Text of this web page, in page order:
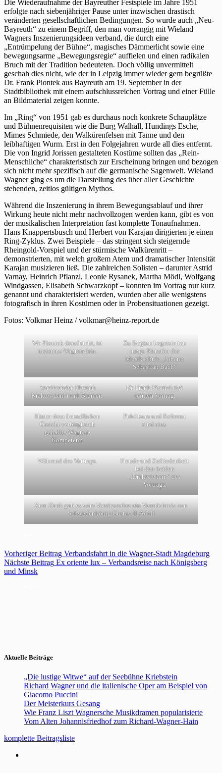
Die Wiederaufnahme der Bayreuther Festspiele im Jahre 1951
erfolgte nach siebenjähriger Pause unter inzwischen drastisch
veränderten gesellschaftlichen Bedingungen. So wurde auch „Neu-
Bayreuth“ zu einem Begriff, den man vorrangig mit Wieland
Wagners Inszenierungsideen verband, die durch eine
„Entrümpelung der Bühne“, magisches Dämmerlicht sowie eine
bewegungsarme „Bewegungsregie“ auffielen und einen radikalen
Bruch mit der Tradition bedeuteten. Doch völlig unvermittelt
geschah dies nicht, wie der in Leipzig immer wieder gern begrüßte
Dr. Frank Piontek aus Bayreuth am 19. September in der
Stadtbibliothek mit einem aufschlussreichen Vortrag und einer Fülle
an Bildmaterial zeigen konnte.
Im „Ring“ von 1951 gab es durchaus noch konkrete Schauplätze
und Bühnenrequisiten wie die Burg Walhall, Hundings Esche,
Mimes Schmiede, den Walkürenfelsen mit Tanne und den
leibhaftigen Wurm. Erst in den Folgejahren wurde all dies entfernt.
Die von Ingrid Jorissen gestalteten Kostüme sollten das „Rein-
Menschliche“ charakteristisch zur Erscheinung bringen und bezogen
sich nicht mehr spezifisch auf die germanische Sagenwelt. Wieland
Wagner ging es um die Darstellung des über aller Geschichte
stehenden, zeitlos gültigen Mythos.
Während die Inszenierung in ihrem Bewegungsablauf und ihrer
Wirkung heute nicht mehr nachvollzogen werden kann, gibt es von
der musikalischen Interpretation fast komplette Tonaufnahmen.
Hans Knappertsbusch und Herbert von Karajan dirigierten je einen
Ring-Zyklus. Zwei Beispiele – das stringent sich steigernde
Rheingold-Vorspiel und der stürmische Walkürenritt –
demonstrierten, mit welch großem Atem und dramatischer Intensität
Karajan musizieren ließ. Die zahlreichen Solisten – darunter Astrid
Varnay, Heinrich Pflanzl, Leonie Rysanek, Martha Mödl, Wolfgang
Windgassen, Elisabeth Schwarzkopf – konnten im Vortrag nur kurz
genannt und charakterisiert werden, wurden aber alle wenigstens
fotografisch in ihren Kostümen oder in Probensituationen gezeigt.
Fotos: Volkmar Heinz / volkmar@heinz-report.de
Wo Piontek drauf steht, ist
meistens Wagner drin.
Zu Beginn begeisterten
junge Künstler der
Musikschule „Johann
Sebastian Bach“
Vorsitzender Thomas
Krakow dankt mit Blumen.
Dr. Frank Piontek bei
seinem Vortrag.
Hinter dem freundlichen
Gesicht verbirgt sich
geballte Wagner-
Kompetenz.
Publikum und Referent
sind eins.
Während des Vortrags.
Freude und Zufriedenheit
bei den beiden
„Drahtziehern“ des
Vortrags.
Zum Dank gab es vom Vorsitzenden ein Vermächtnis von
Schwedenkönig Gustav II. Adolf
VorherigerBeitrag Verbandsfahrt in die Wagner-Stadt Magdeburg
Nächste Beitrag Ex oriente lux – Verbandsreise nach Königsberg
und Minsk
Aktuelle Beiträge
„Die lustige Witwe“ auf der Seebühne Kriebstein
Richard Wagner und die italienische Oper am Beispiel von
Giacomo Puccini
Der Meisterkurs Gesang
Wie Franz Liszt Wagnersche Musikdramen popularisierte
Vom Alten Johannisfriedhof zum Richard-Wagner-Hain
komplette Beitragsliste